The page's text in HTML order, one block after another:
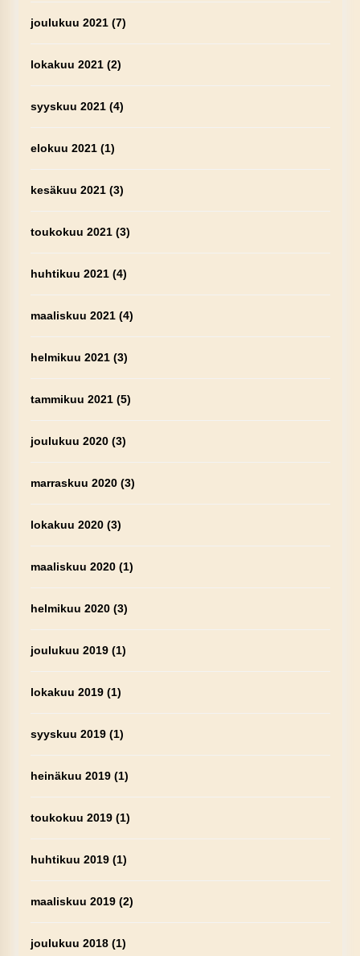
joulukuu 2021(7)
lokakuu 2021(2)
syyskuu 2021(4)
elokuu 2021(1)
kesäkuu 2021(3)
toukokuu 2021(3)
huhtikuu 2021(4)
maaliskuu 2021(4)
helmikuu 2021(3)
tammikuu 2021(5)
joulukuu 2020(3)
marraskuu 2020(3)
lokakuu 2020(3)
maaliskuu 2020(1)
helmikuu 2020(3)
joulukuu 2019(1)
lokakuu 2019(1)
syyskuu 2019(1)
heinäkuu 2019(1)
toukokuu 2019(1)
huhtikuu 2019(1)
maaliskuu 2019(2)
joulukuu 2018(1)